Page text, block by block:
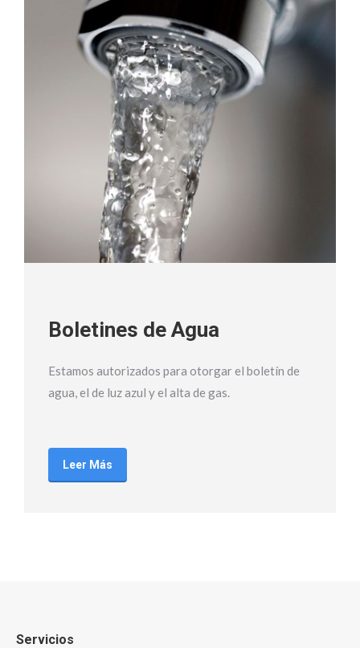
Boletines de Agua
Estamos autorizados para otorgar el boletín de
agua, el de luz azul y el alta de gas.
Leer Más
Servicios